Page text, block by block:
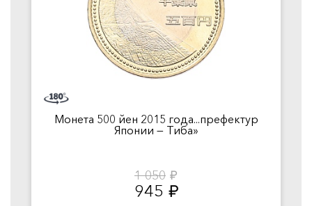
Монета 500 йен 2015 года...префектур
Японии — Тиба»
1 050 руб.
945 руб.